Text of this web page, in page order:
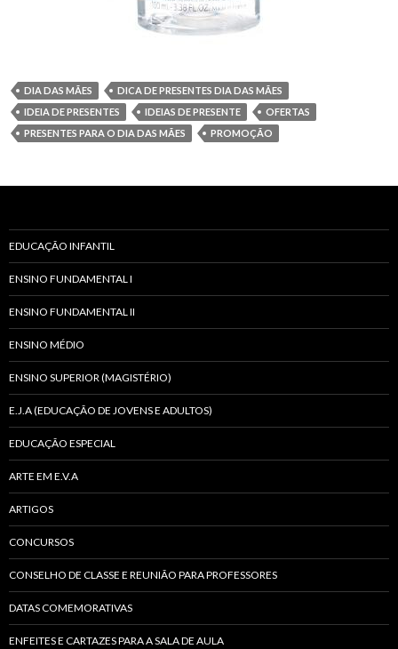
DIA DAS MÃES
DICA DE PRESENTES DIA DAS MÃES
IDEIA DE PRESENTES
IDEIAS DE PRESENTE
OFERTAS
PRESENTES PARA O DIA DAS MÃES
PROMOÇÃO
EDUCAÇÃO INFANTIL
ENSINO FUNDAMENTAL I
ENSINO FUNDAMENTAL II
ENSINO MÉDIO
ENSINO SUPERIOR (MAGISTÉRIO)
E.J.A (EDUCAÇÃO DE JOVENS E ADULTOS)
EDUCAÇÃO ESPECIAL
ARTE EM E.V.A
ARTIGOS
CONCURSOS
CONSELHO DE CLASSE E REUNIÃO PARA PROFESSORES
DATAS COMEMORATIVAS
ENFEITES E CARTAZES PARA A SALA DE AULA